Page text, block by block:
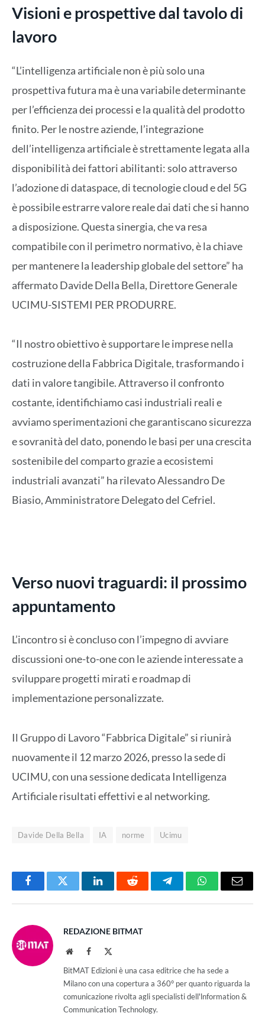
Visioni e prospettive dal tavolo di
lavoro
“L’intelligenza artificiale non è più solo una
prospettiva futura ma è una variabile determinante
per l’efficienza dei processi e la qualità del prodotto
finito. Per le nostre aziende, l’integrazione
dell’intelligenza artificiale è strettamente legata alla
disponibilità dei fattori abilitanti: solo attraverso
l’adozione di dataspace, di tecnologie cloud e del 5G
è possibile estrarre valore reale dai dati che si hanno
a disposizione. Questa sinergia, che va resa
compatibile con il perimetro normativo, è la chiave
per mantenere la leadership globale del settore” ha
affermato Davide Della Bella, Direttore Generale
UCIMU-SISTEMI PER PRODURRE.
“Il nostro obiettivo è supportare le imprese nella
costruzione della Fabbrica Digitale, trasformando i
dati in valore tangibile. Attraverso il confronto
costante, identifichiamo casi industriali reali e
avviamo sperimentazioni che garantiscano sicurezza
e sovranità del dato, ponendo le basi per una crescita
sostenibile del comparto grazie a ecosistemi
industriali avanzati” ha rilevato Alessandro De
Biasio, Amministratore Delegato del Cefriel.
Verso nuovi traguardi: il prossimo
appuntamento
L’incontro si è concluso con l’impegno di avviare
discussioni one-to-one con le aziende interessate a
sviluppare progetti mirati e roadmap di
implementazione personalizzate.
Il Gruppo di Lavoro “Fabbrica Digitale” si riunirà
nuovamente il 12 marzo 2026, presso la sede di
UCIMU, con una sessione dedicata Intelligenza
Artificiale risultati effettivi e al networking.
Davide Della Bella IA norme Ucimu
FacebookTwitter LinkedInReddit TelegramWhatsAppEmail
REDAZIONE BITMAT
WebsiteFacebook
BitMAT Edizioni è una casa editrice che ha sede a
Milano con una copertura a 360° per quanto riguarda la
comunicazione rivolta agli specialisti dell'lnformation &
Communication Technology.